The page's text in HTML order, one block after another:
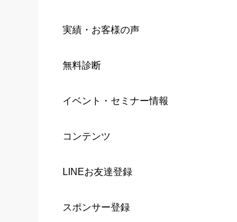
実績・お客様の声
無料診断
イベント・セミナー情報
コンテンツ
LINEお友達登録
スポンサー登録